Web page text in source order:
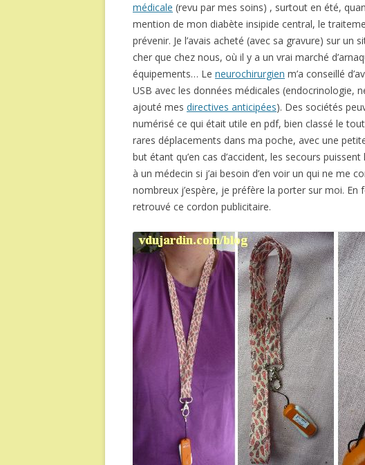
médicale (revu par mes soins) , surtout en été,
mention de mon diabète insipide central, le
prévenir. Je l’avais acheté (avec sa gravure) sur un
cher que chez nous, où il y a un vrai marché
équipements… Le neurochirurgien m’a conseillé
USB avec les données médicales (endocrinologie,
ajouté mes directives anticipées). Des sociétés
numérisé ce qui était utile en pdf, bien classé le
rares déplacements dans ma poche, avec une
but étant qu’en cas d’accident, les secours
à un médecin si j’ai besoin d’en voir un qui ne me
nombreux j’espère, je préfère la porter sur moi. En
retrouvé ce cordon publicitaire.